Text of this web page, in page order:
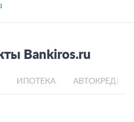
Bankiros.ru
ИПОТЕКА